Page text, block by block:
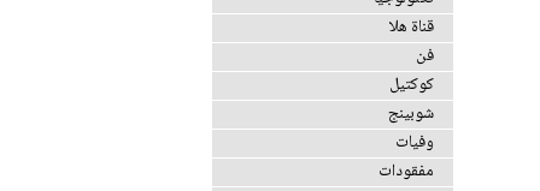
قناة هلا
فن
كوكتيل
شوبينج
وفيات
مفقودات